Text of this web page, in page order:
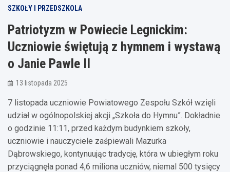
SZKOŁY I PRZEDSZKOLA
Patriotyzm w Powiecie Legnickim:
Uczniowie świętują z hymnem i wystawą
o Janie Pawle II
13 listopada 2025
7 listopada uczniowie Powiatowego Zespołu Szkół wzięli
udział w ogólnopolskiej akcji „Szkoła do Hymnu”. Dokładnie
o godzinie 11:11, przed każdym budynkiem szkoły,
uczniowie i nauczyciele zaśpiewali Mazurka
Dąbrowskiego, kontynuując tradycję, która w ubiegłym roku
przyciągnęła ponad 4,6 miliona uczniów, niemal 500 tysięcy